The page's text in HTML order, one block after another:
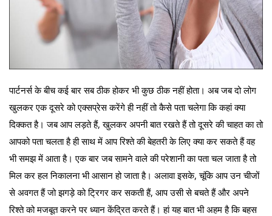
पार्टनर्स के बीच कई बार सब ठीक होकर भी कुछ ठीक नहीं होता। अब जब दो लोग
खुलकर एक दूसरे को एक्सप्रेस करेंगे ही नहीं तो कैसे पता चलेगा कि कहां क्या
दिक्कत है। जब आप लड़ते हैं, खुलकर अपनी बात रखते हैं तो दूसरे की चाहत का तो
आपको पता चलता है ही साथ में आप रिश्ते की बेहतरी के लिए क्या कर सकते हैं वह
भी समझ में आता है। एक बार जब सामने वाले की परेशानी का पता चल जाता है तो
मिल कर हल निकालना भी आसान हो जाता है। अलावा इसके, चूंकि आप उन चीजों
से अवगत हैं जो झगड़े को ट्रिगर कर सकती हैं, आप उसी से बचते हैं और अपने
रिश्ते को मजबूत करने पर ध्यान केंद्रित करते हैं। हां यह बात भी अहम है कि बहस